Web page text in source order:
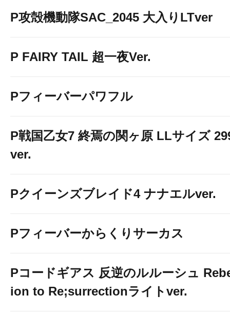
P攻殻機動隊SAC_2045 大入りLTver
P FAIRY TAIL 超一夜Ver.
Pフィーバーパワフル
P戦国乙女7 終焉の関ヶ原 LLサイズ
ver.
Pクイーンズブレイド4 ナナエルver.
Pフィーバーからくりサーカス
Pコードギアス 反逆のルルーシュ
ion to Re;surrectionライトver.